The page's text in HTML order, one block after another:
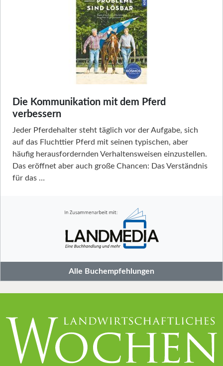
Die Kommunikation mit dem Pferd
verbessern
Jeder Pferdehalter steht täglich vor der Aufgabe, sich
auf das Fluchttier Pferd mit seinen typischen, aber
häufig herausfordernden Verhaltensweisen einzustellen.
Das eröffnet aber auch große Chancen: Das Verständnis
für das …
Alle Buchempfehlungen